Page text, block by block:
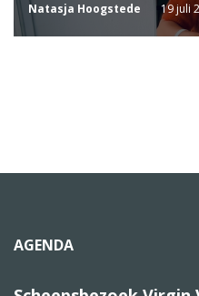
Natasja Hoogstede 19 juli
AGENDA